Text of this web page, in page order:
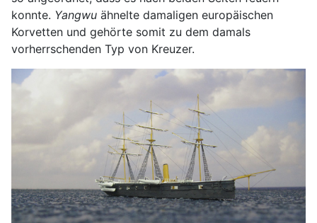
konnte. Yangwu ähnelte damaligen europäischen
Korvetten und gehörte somit zu dem damals
vorherrschenden Typ von Kreuzer.